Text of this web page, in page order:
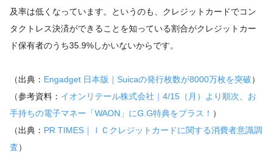
及率は低くなっています。というのも、クレジットカードでコン
タクトレス決済ができることを知っている割合がクレジットカー
ド保有者のうち35.9%しかいないからです。
（出典： Engadget 日本版｜Suicaの発行枚数が8000万枚を突破）
（参考資料： イオンリテール株式会社｜4/15（月）より順次、お
手持ちの電子マネー「WAON」にG.G特典をプラス！ ）
（出典： PR TIMES｜ＩＣクレジットカードに関する消費者意識調
査）